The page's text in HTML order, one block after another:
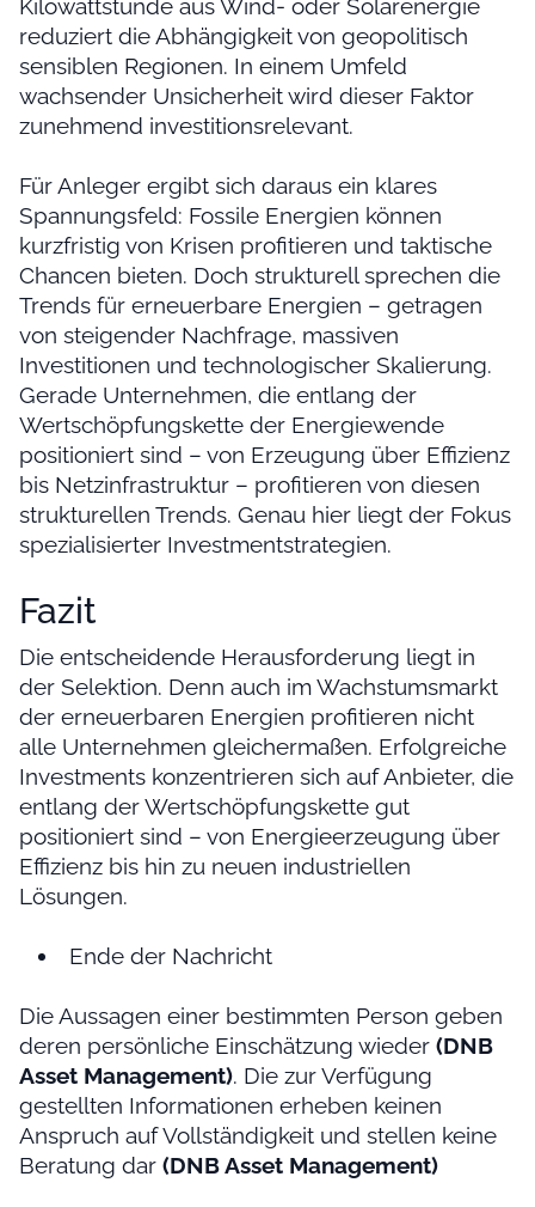
Kilowattstunde aus Wind- oder Solarenergie
reduziert die Abhängigkeit von geopolitisch
sensiblen Regionen. In einem Umfeld
wachsender Unsicherheit wird dieser Faktor
zunehmend investitionsrelevant.
Für Anleger ergibt sich daraus ein klares
Spannungsfeld: Fossile Energien können
kurzfristig von Krisen profitieren und taktische
Chancen bieten. Doch strukturell sprechen die
Trends für erneuerbare Energien – getragen
von steigender Nachfrage, massiven
Investitionen und technologischer Skalierung.
Gerade Unternehmen, die entlang der
Wertschöpfungskette der Energiewende
positioniert sind – von Erzeugung über Effizienz
bis Netzinfrastruktur – profitieren von diesen
strukturellen Trends. Genau hier liegt der Fokus
spezialisierter Investmentstrategien.
Fazit
Die entscheidende Herausforderung liegt in
der Selektion. Denn auch im Wachstumsmarkt
der erneuerbaren Energien profitieren nicht
alle Unternehmen gleichermaßen. Erfolgreiche
Investments konzentrieren sich auf Anbieter, die
entlang der Wertschöpfungskette gut
positioniert sind – von Energieerzeugung über
Effizienz bis hin zu neuen industriellen
Lösungen.
Ende der Nachricht
Die Aussagen einer bestimmten Person geben
deren persönliche Einschätzung wieder (DNB
Asset Management). Die zur Verfügung
gestellten Informationen erheben keinen
Anspruch auf Vollständigkeit und stellen keine
Beratung dar (DNB Asset Management)